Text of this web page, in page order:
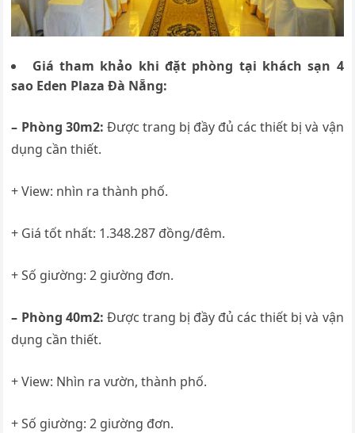
Giá tham khảo khi đặt phòng tại khách sạn 4
sao Eden Plaza Đà Nẵng:
– Phòng 30m2: Được trang bị đầy đủ các thiết bị và vận
dụng cần thiết.
+ View: nhìn ra thành phố.
+ Giá tốt nhất: 1.348.287 đồng/đêm.
+ Số giường: 2 giường đơn.
– Phòng 40m2: Được trang bị đầy đủ các thiết bị và vận
dụng cần thiết.
+ View: Nhìn ra vườn, thành phố.
+ Số giường: 2 giường đơn.